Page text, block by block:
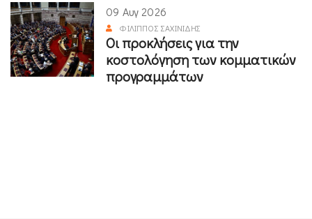
09 Αυγ 2026
ΦΊΛΙΠΠΟΣ ΣΑΧΙΝΊΔΗΣ
Οι προκλήσεις για την
κοστολόγηση των κομματικών
προγραμμάτων